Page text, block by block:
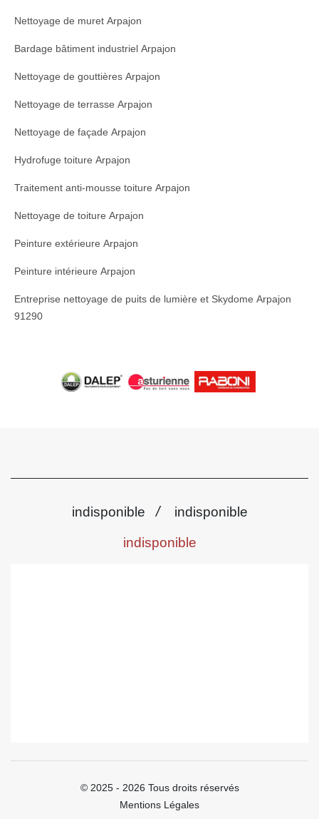
Nettoyage de muret Arpajon
Bardage bâtiment industriel Arpajon
Nettoyage de gouttières Arpajon
Nettoyage de terrasse Arpajon
Nettoyage de façade Arpajon
Hydrofuge toiture Arpajon
Traitement anti-mousse toiture Arpajon
Nettoyage de toiture Arpajon
Peinture extérieure Arpajon
Peinture intérieure Arpajon
Entreprise nettoyage de puits de lumière et Skydome Arpajon
91290
indisponible / indisponible
indisponible
© 2025 - 2026 Tous droits réservés
Mentions Légales